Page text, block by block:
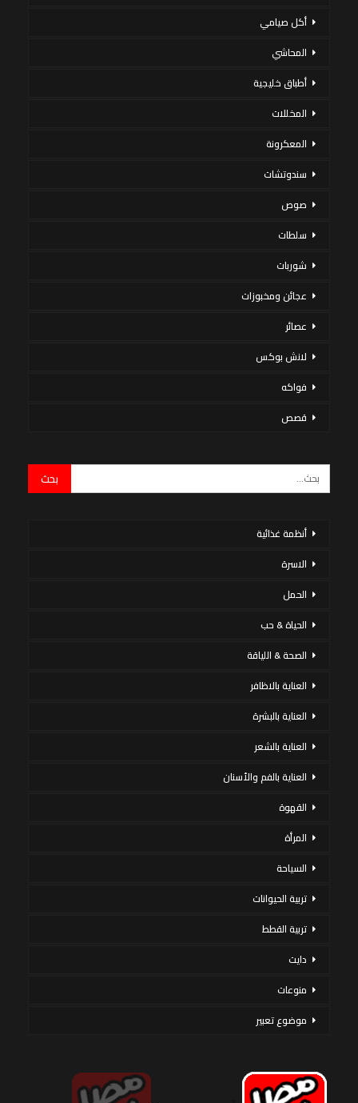
أكل صيامي
المحاشي
أطباق خليجية
المخللات
المعكرونة
سندوتشات
صوص
سلطات
شوربات
عجائن ومخبوزات
عصائر
لانش بوكس
فواكه
قصص
أنظمة غذائية
الاسرة
الحمل
الحياة & حب
الصحة & اللياقة
العناية بالاظافر
العناية بالبشرة
العناية بالشعر
العناية بالفم والأسنان
القهوة
المرأة
السياحة
تربية الحيوانات
تربية القطط
دايت
منوعات
موضوع تعبير